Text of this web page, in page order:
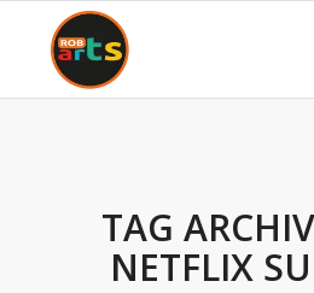
TAG
NETFLIX